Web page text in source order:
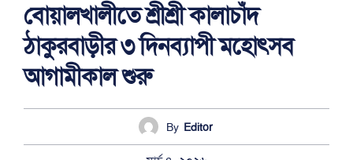
বোয়ালখালীতে শ্রীশ্রী কালাচাঁদ
ঠাকুরবাড়ীর ৩ দিনব্যাপী মহোৎসব
আগামীকাল শুরু
By Editor